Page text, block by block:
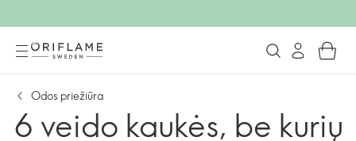
Odos priežiūra
6 veido kaukės, be kurių